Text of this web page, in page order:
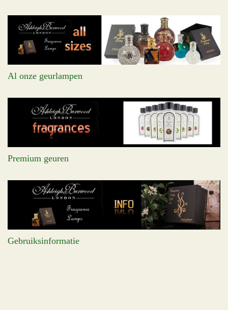
Al onze geurlampen
Premium geuren
Gebruiksinformatie